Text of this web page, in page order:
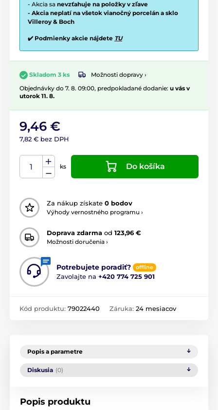
- Akcia sa nevzťahuje na položky v zľave
- Akcia neplatí na všetok vianočný porcelán a sklo
Villeroy & Boch
✔️ Podmienky akcie nájdete TU
Skladom 3 ks
Možnosti dopravy ›
Objednávky do 7. 8. 09:00, predpokladané dodanie: u vás v
utorok 11. 8.
9,46 €
7,82 € bez DPH
ks Do košíka
Za nákup získate 0 bodov
Výhody vernostného programu ›
Doprava zdarma od 123,96 €
Možnosti doručenia ›
Potrebujete poradiť? offline
Zavolajte na +420 774 725 901
Kód produktu: 79022440 Záruka: 24 mesiacov
Popis a parametre
Diskusia (0)
Popis produktu